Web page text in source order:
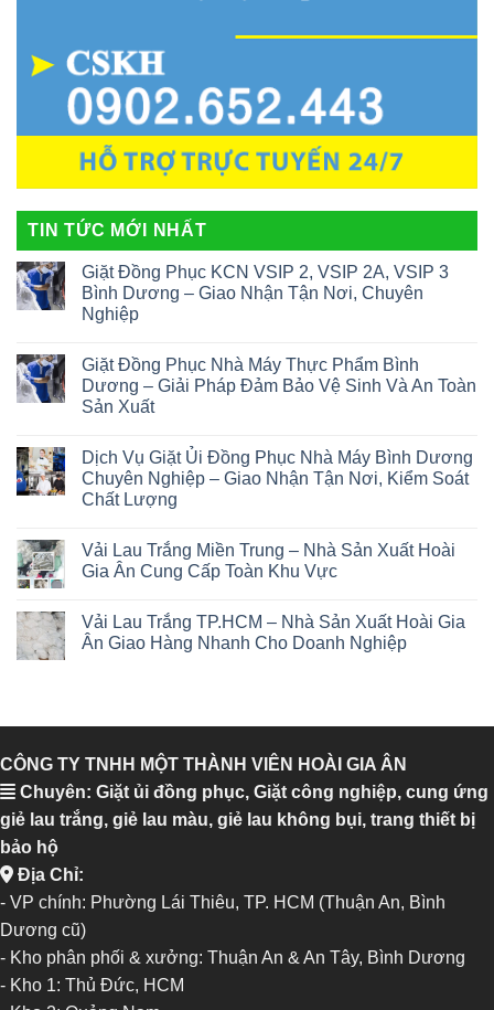
TIN TỨC MỚI NHẤT
Giặt Đồng Phục KCN VSIP 2, VSIP 2A, VSIP 3
Bình Dương – Giao Nhận Tận Nơi, Chuyên
Nghiệp
Giặt Đồng Phục Nhà Máy Thực Phẩm Bình
Dương – Giải Pháp Đảm Bảo Vệ Sinh Và An Toàn
Sản Xuất
Dịch Vụ Giặt Ủi Đồng Phục Nhà Máy Bình Dương
Chuyên Nghiệp – Giao Nhận Tận Nơi, Kiểm Soát
Chất Lượng
Vải Lau Trắng Miền Trung – Nhà Sản Xuất Hoài
Gia Ân Cung Cấp Toàn Khu Vực
Vải Lau Trắng TP.HCM – Nhà Sản Xuất Hoài Gia
Ân Giao Hàng Nhanh Cho Doanh Nghiệp
CÔNG TY TNHH MỘT THÀNH VIÊN HOÀI GIA ÂN
Chuyên: Giặt ủi đồng phục, Giặt công nghiệp, cung ứng
giẻ lau trắng, giẻ lau màu, giẻ lau không bụi, trang thiết bị
bảo hộ
Địa Chỉ:
- VP chính: Phường Lái Thiêu, TP. HCM (Thuận An, Bình
Dương cũ)
- Kho phân phối & xưởng: Thuận An & An Tây, Bình Dương
- Kho 1: Thủ Đức, HCM